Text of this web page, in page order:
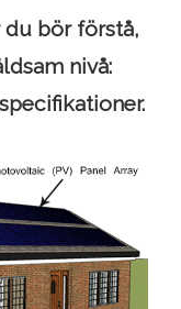
du bör förstå,
nivå: